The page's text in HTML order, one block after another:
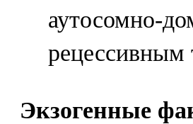
аутосомно-
рецессивным
Экзогенные